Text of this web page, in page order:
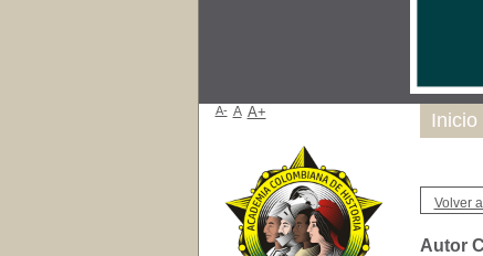
Volver
Autor
Inicio
A- A A+